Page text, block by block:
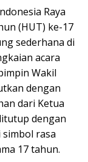
Raya
(HUT) ke-17
sederhana di
acara
Wakil
dengan
dari Ketua
dengan
rasa
17 tahun.